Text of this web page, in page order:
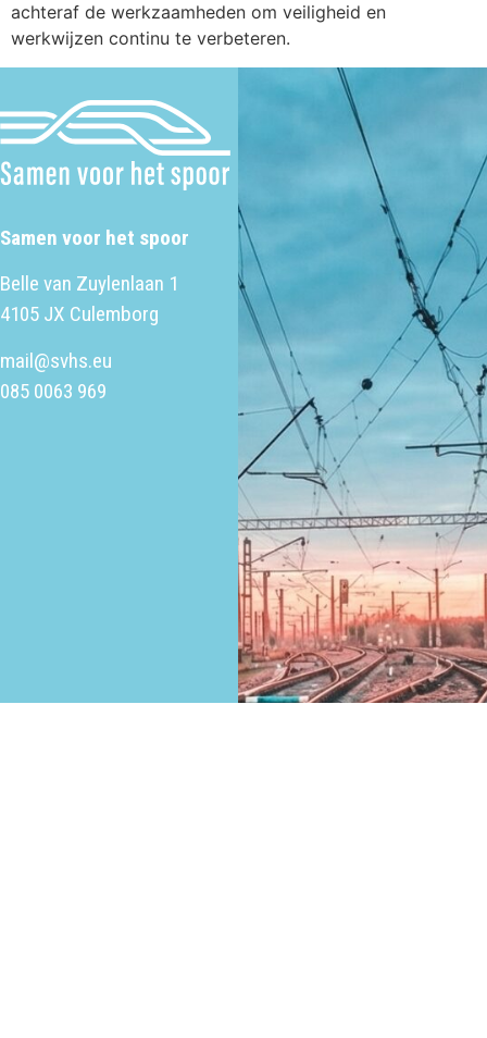
achteraf de werkzaamheden om veiligheid en
werkwijzen continu te verbeteren.
Samen voor het spoor
Belle van Zuylenlaan 1
4105 JX Culemborg
mail@svhs.eu
085 0063 969